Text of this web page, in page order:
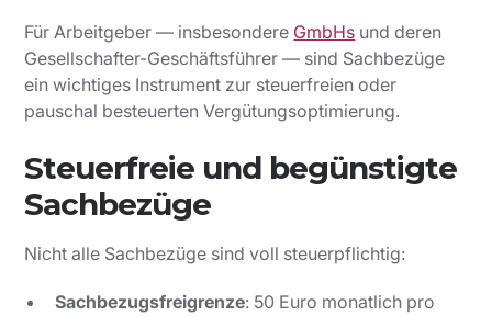
Für Arbeitgeber — insbesondere GmbHs und deren
Gesellschafter-Geschäftsführer — sind Sachbezüge
ein wichtiges Instrument zur steuerfreien oder
pauschal besteuerten Vergütungsoptimierung.
Steuerfreie und begünstigte
Sachbezüge
Nicht alle Sachbezüge sind voll steuerpflichtig:
Sachbezugsfreigrenze: 50 Euro monatlich pro